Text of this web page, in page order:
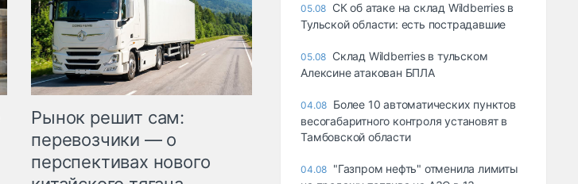
Рынок решит сам:
перевозчики — о
перспективах нового
05.08 СК об атаке на склад Wildberries в
Тульской области: есть пострадавшие
05.08 Склад Wildberries в тульском
Алексине атакован БПЛА
04.08 Более 10 автоматических пунктов
весогабаритного контроля установят в
Тамбовской области
04.08 "Газпром нефть" отменила лимиты